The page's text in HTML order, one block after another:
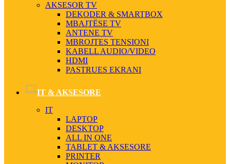
AKSESOR TV
DEKODER & SMARTBOX
MBAJTËSE TV
ANTENE TV
MBROJTES TENSIONI
KABELL AUDIO/VIDEO
HDMI
PASTRUES EKRANI
IT & AKSESORE
IT
LAPTOP
DESKTOP
ALL IN ONE
TABLET & AKSESORE
PRINTER